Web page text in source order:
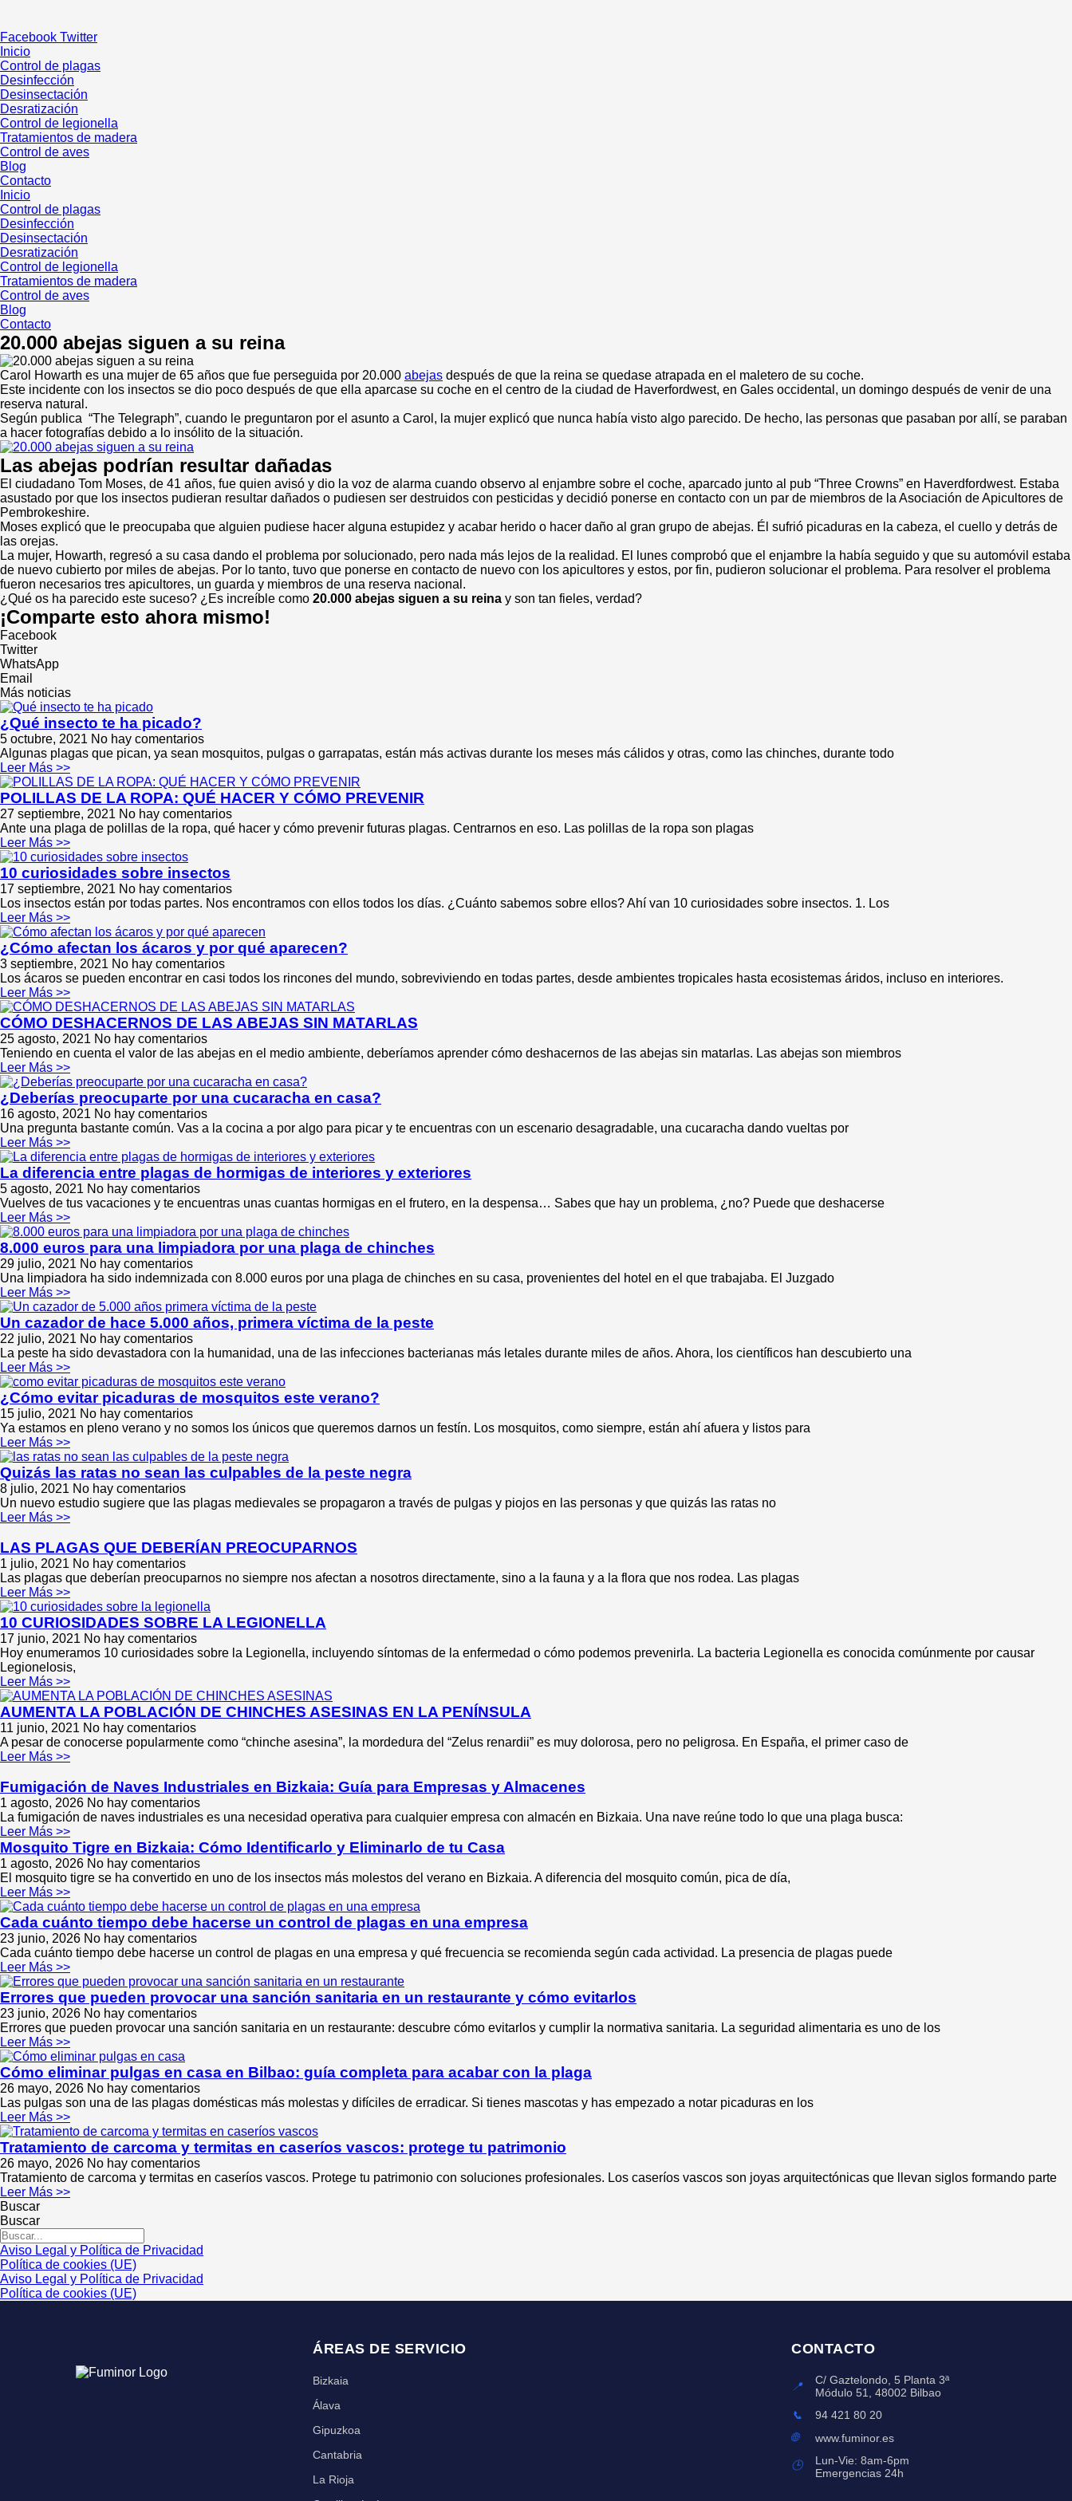
al
contenido
Facebook Twitter
Inicio
Control de plagas
Desinfección
Desinsectación
Desratización
Control de legionella
Tratamientos de madera
Control de aves
Blog
Contacto
Inicio
Control de plagas
Desinfección
Desinsectación
Desratización
Control de legionella
Tratamientos de madera
Control de aves
Blog
Contacto
20.000 abejas siguen a su reina
Carol Howarth es una mujer de 65 años que fue perseguida por 20.000 abejas después de que la reina se quedase atrapada en el maletero de su coche.
Este incidente con los insectos se dio poco después de que ella aparcase su coche en el centro de la ciudad de Haverfordwest, en Gales occidental, un domingo después de venir de una
reserva natural.
Según publica “The Telegraph”, cuando le preguntaron por el asunto a Carol, la mujer explicó que nunca había visto algo parecido. De hecho, las personas que pasaban por allí, se paraban
a hacer fotografías debido a lo insólito de la situación.
Las abejas podrían resultar dañadas
El ciudadano Tom Moses, de 41 años, fue quien avisó y dio la voz de alarma cuando observo al enjambre sobre el coche, aparcado junto al pub “Three Crowns” en Haverdfordwest. Estaba
asustado por que los insectos pudieran resultar dañados o pudiesen ser destruidos con pesticidas y decidió ponerse en contacto con un par de miembros de la Asociación de Apicultores de
Pembrokeshire.
Moses explicó que le preocupaba que alguien pudiese hacer alguna estupidez y acabar herido o hacer daño al gran grupo de abejas. Él sufrió picaduras en la cabeza, el cuello y detrás de
las orejas.
La mujer, Howarth, regresó a su casa dando el problema por solucionado, pero nada más lejos de la realidad. El lunes comprobó que el enjambre la había seguido y que su automóvil estaba
de nuevo cubierto por miles de abejas. Por lo tanto, tuvo que ponerse en contacto de nuevo con los apicultores y estos, por fin, pudieron solucionar el problema. Para resolver el problema
fueron necesarios tres apicultores, un guarda y miembros de una reserva nacional.
¿Qué os ha parecido este suceso? ¿Es increíble como 20.000 abejas siguen a su reina y son tan fieles, verdad?
¡Comparte esto ahora mismo!
Facebook
Twitter
WhatsApp
Email
Más noticias
¿Qué insecto te ha picado?
5 octubre, 2021 No hay comentarios
Algunas plagas que pican, ya sean mosquitos, pulgas o garrapatas, están más activas durante los meses más cálidos y otras, como las chinches, durante todo
Leer Más >>
POLILLAS DE LA ROPA: QUÉ HACER Y CÓMO PREVENIR
27 septiembre, 2021 No hay comentarios
Ante una plaga de polillas de la ropa, qué hacer y cómo prevenir futuras plagas. Centrarnos en eso. Las polillas de la ropa son plagas
Leer Más >>
10 curiosidades sobre insectos
17 septiembre, 2021 No hay comentarios
Los insectos están por todas partes. Nos encontramos con ellos todos los días. ¿Cuánto sabemos sobre ellos? Ahí van 10 curiosidades sobre insectos. 1. Los
Leer Más >>
¿Cómo afectan los ácaros y por qué aparecen?
3 septiembre, 2021 No hay comentarios
Los ácaros se pueden encontrar en casi todos los rincones del mundo, sobreviviendo en todas partes, desde ambientes tropicales hasta ecosistemas áridos, incluso en interiores.
Leer Más >>
CÓMO DESHACERNOS DE LAS ABEJAS SIN MATARLAS
25 agosto, 2021 No hay comentarios
Teniendo en cuenta el valor de las abejas en el medio ambiente, deberíamos aprender cómo deshacernos de las abejas sin matarlas. Las abejas son miembros
Leer Más >>
¿Deberías preocuparte por una cucaracha en casa?
16 agosto, 2021 No hay comentarios
Una pregunta bastante común. Vas a la cocina a por algo para picar y te encuentras con un escenario desagradable, una cucaracha dando vueltas por
Leer Más >>
La diferencia entre plagas de hormigas de interiores y exteriores
5 agosto, 2021 No hay comentarios
Vuelves de tus vacaciones y te encuentras unas cuantas hormigas en el frutero, en la despensa… Sabes que hay un problema, ¿no? Puede que deshacerse
Leer Más >>
8.000 euros para una limpiadora por una plaga de chinches
29 julio, 2021 No hay comentarios
Una limpiadora ha sido indemnizada con 8.000 euros por una plaga de chinches en su casa, provenientes del hotel en el que trabajaba. El Juzgado
Leer Más >>
Un cazador de hace 5.000 años, primera víctima de la peste
22 julio, 2021 No hay comentarios
La peste ha sido devastadora con la humanidad, una de las infecciones bacterianas más letales durante miles de años. Ahora, los científicos han descubierto una
Leer Más >>
¿Cómo evitar picaduras de mosquitos este verano?
15 julio, 2021 No hay comentarios
Ya estamos en pleno verano y no somos los únicos que queremos darnos un festín. Los mosquitos, como siempre, están ahí afuera y listos para
Leer Más >>
Quizás las ratas no sean las culpables de la peste negra
8 julio, 2021 No hay comentarios
Un nuevo estudio sugiere que las plagas medievales se propagaron a través de pulgas y piojos en las personas y que quizás las ratas no
Leer Más >>
LAS PLAGAS QUE DEBERÍAN PREOCUPARNOS
1 julio, 2021 No hay comentarios
Las plagas que deberían preocuparnos no siempre nos afectan a nosotros directamente, sino a la fauna y a la flora que nos rodea. Las plagas
Leer Más >>
10 CURIOSIDADES SOBRE LA LEGIONELLA
17 junio, 2021 No hay comentarios
Hoy enumeramos 10 curiosidades sobre la Legionella, incluyendo síntomas de la enfermedad o cómo podemos prevenirla. La bacteria Legionella es conocida comúnmente por causar
Legionelosis,
Leer Más >>
AUMENTA LA POBLACIÓN DE CHINCHES ASESINAS EN LA PENÍNSULA
11 junio, 2021 No hay comentarios
A pesar de conocerse popularmente como “chinche asesina”, la mordedura del “Zelus renardii” es muy dolorosa, pero no peligrosa. En España, el primer caso de
Leer Más >>
Fumigación de Naves Industriales en Bizkaia: Guía para Empresas y Almacenes
1 agosto, 2026 No hay comentarios
La fumigación de naves industriales es una necesidad operativa para cualquier empresa con almacén en Bizkaia. Una nave reúne todo lo que una plaga busca:
Leer Más >>
Mosquito Tigre en Bizkaia: Cómo Identificarlo y Eliminarlo de tu Casa
1 agosto, 2026 No hay comentarios
El mosquito tigre se ha convertido en uno de los insectos más molestos del verano en Bizkaia. A diferencia del mosquito común, pica de día,
Leer Más >>
Cada cuánto tiempo debe hacerse un control de plagas en una empresa
23 junio, 2026 No hay comentarios
Cada cuánto tiempo debe hacerse un control de plagas en una empresa y qué frecuencia se recomienda según cada actividad. La presencia de plagas puede
Leer Más >>
Errores que pueden provocar una sanción sanitaria en un restaurante y cómo evitarlos
23 junio, 2026 No hay comentarios
Errores que pueden provocar una sanción sanitaria en un restaurante: descubre cómo evitarlos y cumplir la normativa sanitaria. La seguridad alimentaria es uno de los
Leer Más >>
Cómo eliminar pulgas en casa en Bilbao: guía completa para acabar con la plaga
26 mayo, 2026 No hay comentarios
Las pulgas son una de las plagas domésticas más molestas y difíciles de erradicar. Si tienes mascotas y has empezado a notar picaduras en los
Leer Más >>
Tratamiento de carcoma y termitas en caseríos vascos: protege tu patrimonio
26 mayo, 2026 No hay comentarios
Tratamiento de carcoma y termitas en caseríos vascos. Protege tu patrimonio con soluciones profesionales. Los caseríos vascos son joyas arquitectónicas que llevan siglos formando parte
Leer Más >>
Buscar
Buscar
Aviso Legal y Política de Privacidad
Política de cookies (UE)
Aviso Legal y Política de Privacidad
Política de cookies (UE)
ÁREAS DE SERVICIO
Bizkaia
Álava
Gipuzkoa
Cantabria
La Rioja
CONTACTO
📍
C/ Gaztelondo, 5 Planta 3ª
Módulo 51, 48002 Bilbao
📞
94 421 80 20
🌐
www.fuminor.es
🕒
Lun-Vie: 8am-6pm
Emergencias 24h